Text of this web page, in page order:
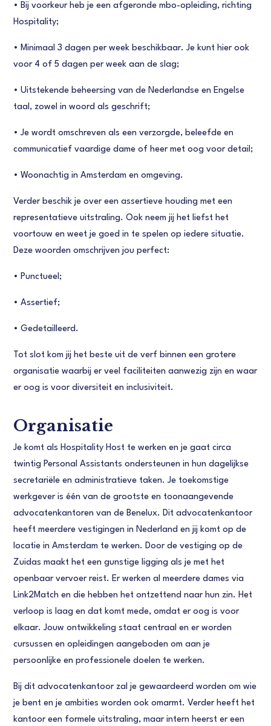
• Bij voorkeur heb je een afgeronde mbo-opleiding, richting
Hospitality;
• Minimaal 3 dagen per week beschikbaar. Je kunt hier ook
voor 4 of 5 dagen per week aan de slag;
• Uitstekende beheersing van de Nederlandse en Engelse
taal, zowel in woord als geschrift;
• Je wordt omschreven als een verzorgde, beleefde en
communicatief vaardige dame of heer met oog voor detail;
• Woonachtig in Amsterdam en omgeving.
Verder beschik je over een assertieve houding met een
representatieve uitstraling. Ook neem jij het liefst het
voortouw en weet je goed in te spelen op iedere situatie.
Deze woorden omschrijven jou perfect:
• Punctueel;
• Assertief;
• Gedetailleerd.
Tot slot kom jij het beste uit de verf binnen een grotere
organisatie waarbij er veel faciliteiten aanwezig zijn en waar
er oog is voor diversiteit en inclusiviteit.
Organisatie
Je komt als Hospitality Host te werken en je gaat circa
twintig Personal Assistants ondersteunen in hun dagelijkse
secretariële en administratieve taken. Je toekomstige
werkgever is één van de grootste en toonaangevende
advocatenkantoren van de Benelux. Dit advocatenkantoor
heeft meerdere vestigingen in Nederland en jij komt op de
locatie in Amsterdam te werken. Door de vestiging op de
Zuidas maakt het een gunstige ligging als je met het
openbaar vervoer reist. Er werken al meerdere dames via
Link2Match en die hebben het ontzettend naar hun zin. Het
verloop is laag en dat komt mede, omdat er oog is voor
elkaar. Jouw ontwikkeling staat centraal en er worden
cursussen en opleidingen aangeboden om aan je
persoonlijke en professionele doelen te werken.
Bij dit advocatenkantoor zal je gewaardeerd worden om wie
je bent en je ambities worden ook omarmt. Verder heeft het
kantoor een formele uitstraling, maar intern heerst er een